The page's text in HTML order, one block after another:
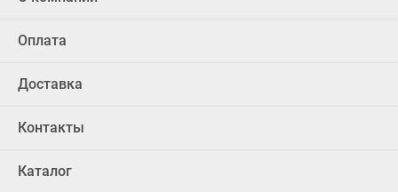
Оплата
Доставка
Контакты
Каталог